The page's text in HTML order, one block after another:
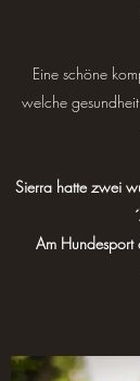
Eine schöne
welche
Sierra hatte zwei
Am Hundesport